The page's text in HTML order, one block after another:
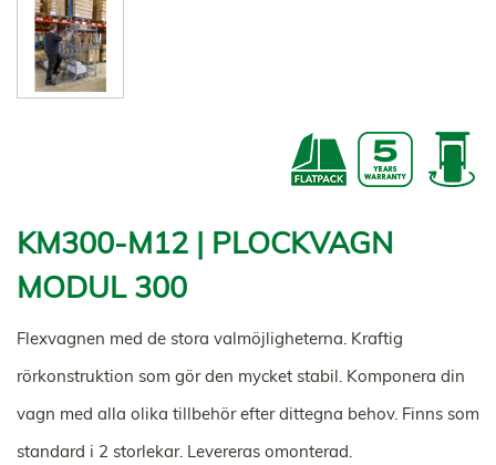
KM300-M12 | PLOCKVAGN
MODUL 300
Flexvagnen med de stora valmöjligheterna. Kraftig
rörkonstruktion som gör den mycket stabil. Komponera din
vagn med alla olika tillbehör efter dittegna behov. Finns som
standard i 2 storlekar. Levereras omonterad.